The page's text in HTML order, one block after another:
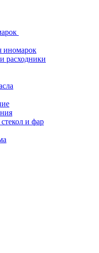
иномарок
расходники
и фар